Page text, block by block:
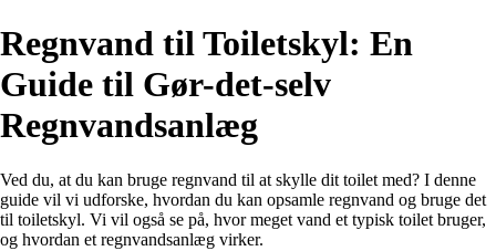
Regnvand til Toiletskyl: En
Guide til Gør-det-selv
Regnvandsanlæg
Ved du, at du kan bruge regnvand til at skylle dit toilet med? I denne
guide vil vi udforske, hvordan du kan opsamle regnvand og bruge det
til toiletskyl. Vi vil også se på, hvor meget vand et typisk toilet bruger,
og hvordan et regnvandsanlæg virker.